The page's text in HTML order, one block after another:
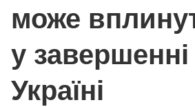
може
у
Україні